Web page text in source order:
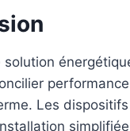
solution
Les